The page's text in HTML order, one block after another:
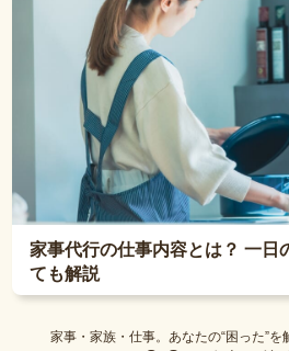
家事代行の仕事内容とは？ 一日
ても解説
家事・家族・仕事。あなたの“困った”